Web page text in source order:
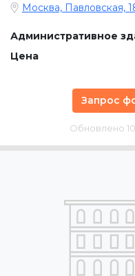
Москва, Павловская,
Административное
Цена
Запрос
Обновлено 10